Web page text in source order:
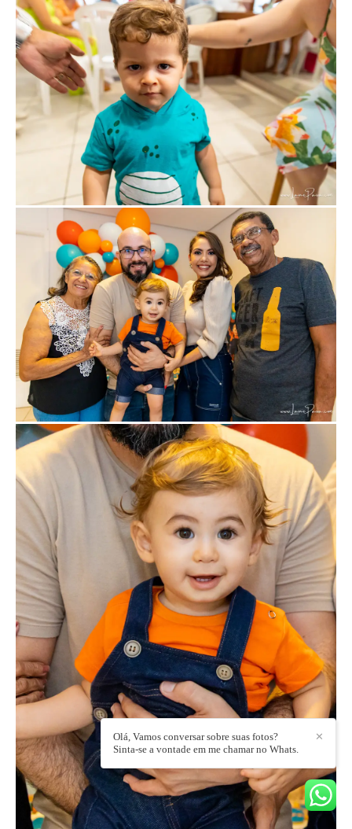
✕
Olá, Vamos conversar sobre suas fotos?
Sinta-se a vontade em me chamar no Whats.